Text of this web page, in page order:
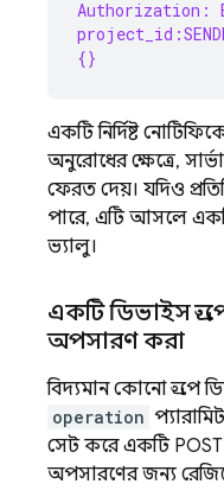
Authorization:
{}
একটি নির্দিষ্ট
অনুরোধের ক্ষেত্রে,
ফেরত দেয়। যদিও
পারে, এটি আসলে
ভ্যালু।
একটি ডিভাইস
অপসারণ করা
বিদ্যমান কোনো গ্রুপে
operation
সেট করে একটি
অপসারণের জন্য